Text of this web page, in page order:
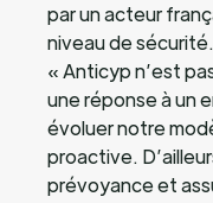
par un acteur
niveau de sécurité.
« Anticyp n’est
une réponse à un
évoluer notre
proactive.
prévoyance et